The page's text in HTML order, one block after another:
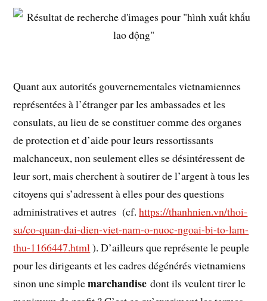
Quant aux autorités gouvernementales vietnamiennes
représentées à l’étranger par les ambassades et les
consulats, au lieu de se constituer comme des organes
de protection et d’aide pour leurs ressortissants
malchanceux, non seulement elles se désintéressent de
leur sort, mais cherchent à soutirer de l’argent à tous les
citoyens qui s’adressent à elles pour des questions
administratives et autres (cf.https://thanhnien.vn/thoi-
su/co-quan-dai-dien-viet-nam-o-nuoc-ngoai-bi-to-lam-
thu-1166447.html). D’ailleurs que représente le peuple
pour les dirigeants et les cadres dégénérés vietnamiens
sinon une simplemarchandise dont ils veulent tirer le